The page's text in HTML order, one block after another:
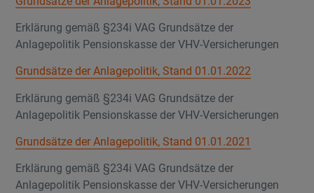
Erklärung gemäß §234i VAG Grundsätze der
Anlagepolitik Pensionskasse der VHV-Versicherungen
Grundsätze der Anlagepolitik, Stand 01.01.2022
Erklärung gemäß §234i VAG Grundsätze der
Anlagepolitik Pensionskasse der VHV-Versicherungen
Grundsätze der Anlagepolitik, Stand 01.01.2021
Erklärung gemäß §234i VAG Grundsätze der
Anlagepolitik Pensionskasse der VHV-Versicherungen